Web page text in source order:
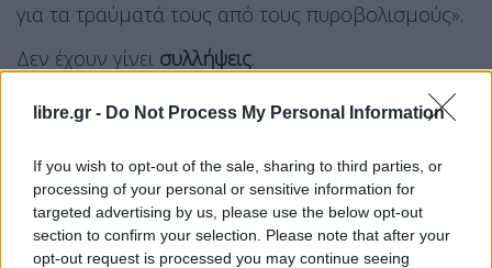
libre.gr - Do Not Process My Personal Information
If you wish to opt-out of the sale, sharing to third parties, or
processing of your personal or sensitive information for
targeted advertising by us, please use the below opt-out
section to confirm your selection. Please note that after your
opt-out request is processed you may continue seeing
για τα τραύματά τους από τους πυροβολισμούς».
Δεν έχουν γίνει συλλήψεις.
Δεν δόθηκαν αμέσως στη δημοσιότητα
ή έναν πιθανό ύποπτο.